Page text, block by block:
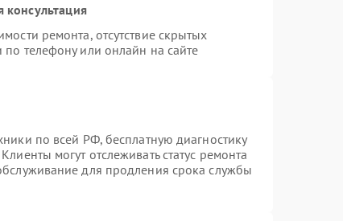
консультация
ремонта, отсутствие скрытых
по телефону или онлайн на сайте
по всей РФ, бесплатную диагностику
могут отслеживать статус ремонта
для продления срока службы